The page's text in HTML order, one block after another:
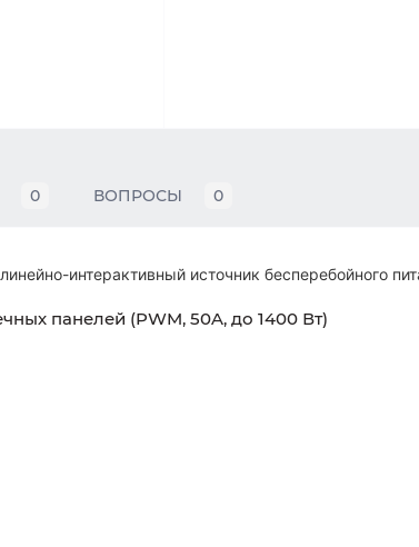
0 ВОПРОСЫ 0
интерактивный источник бесперебойного
панелей (PWM, 50A, до 1400 Вт)